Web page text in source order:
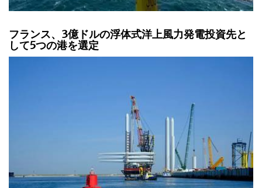
フランス、3億ドルの浮体式洋上風力発電投資先と
して5つの港を選定